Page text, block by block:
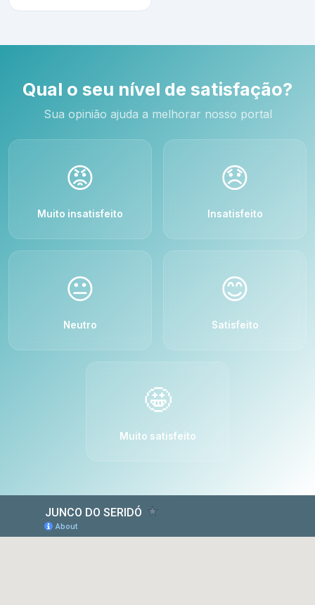
Qual o seu nível de satisfação?
Sua opinião ajuda a melhorar nosso portal
😡
Muito insatisfeito
😞
Insatisfeito
😐
Neutro
😊
Satisfeito
🤩
Muito satisfeito